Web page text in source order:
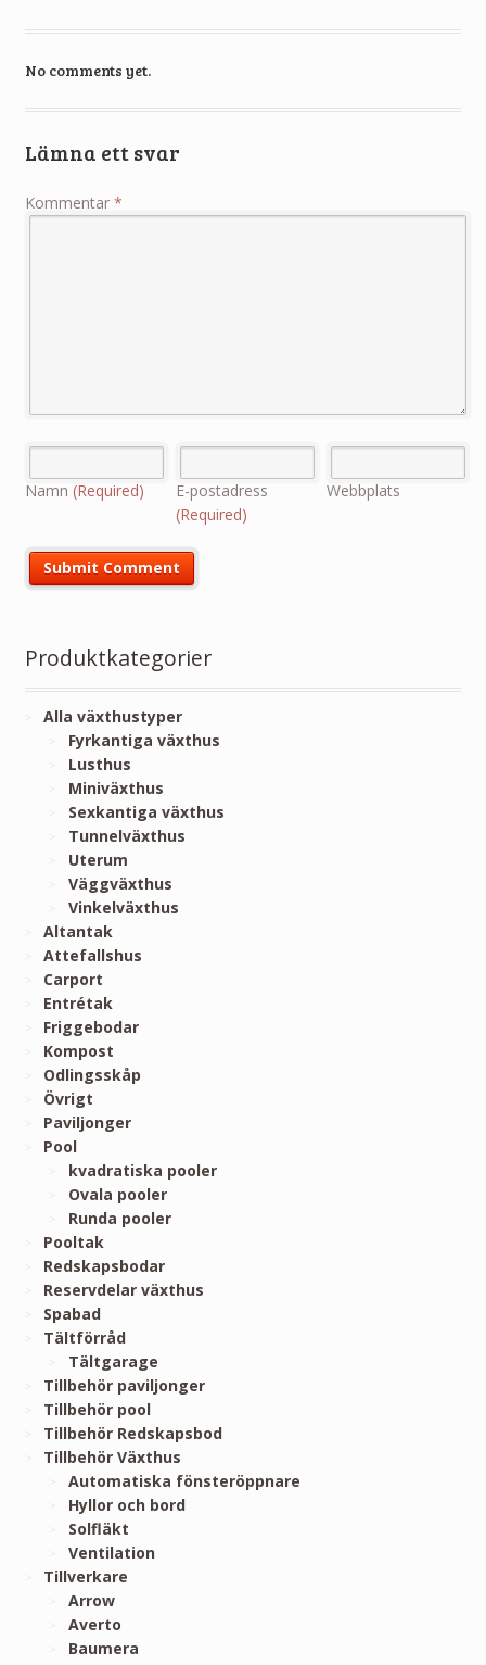
No comments yet.
Lämna ett svar
Kommentar *
Namn (Required)
E-postadress
(Required)
Webbplats
Produktkategorier
Alla växthustyper
Fyrkantiga växthus
Lusthus
Miniväxthus
Sexkantiga växthus
Tunnelväxthus
Uterum
Väggväxthus
Vinkelväxthus
Altantak
Attefallshus
Carport
Entrétak
Friggebodar
Kompost
Odlingsskåp
Övrigt
Paviljonger
Pool
kvadratiska pooler
Ovala pooler
Runda pooler
Pooltak
Redskapsbodar
Reservdelar växthus
Spabad
Tältförråd
Tältgarage
Tillbehör paviljonger
Tillbehör pool
Tillbehör Redskapsbod
Tillbehör Växthus
Automatiska fönsteröppnare
Hyllor och bord
Solfläkt
Ventilation
Tillverkare
Arrow
Averto
Baumera